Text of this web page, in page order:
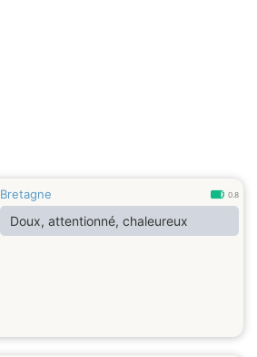
Bretagne 0.8
Doux, attentionné, chaleureux